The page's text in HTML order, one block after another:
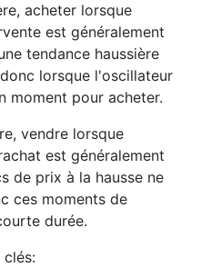
acheter lorsque
est généralement
tendance haussière
lorsque l'oscillateur
moment pour acheter.
vendre lorsque
est généralement
de prix à la hausse ne
ces moments de
durée.
clés: